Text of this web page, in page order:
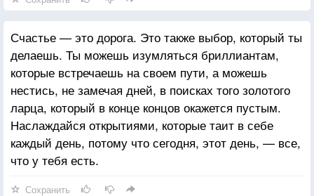
Счастье — это дорога. Это также выбор, который ты
делаешь. Ты можешь изумляться бриллиантам,
которые встречаешь на своем пути, а можешь
нестись, не замечая дней, в поисках того золотого
ларца, который в конце концов окажется пустым.
Наслаждайся открытиями, которые таит в себе
каждый день, потому что сегодня, этот день, — все,
что у тебя есть.
Сохранить